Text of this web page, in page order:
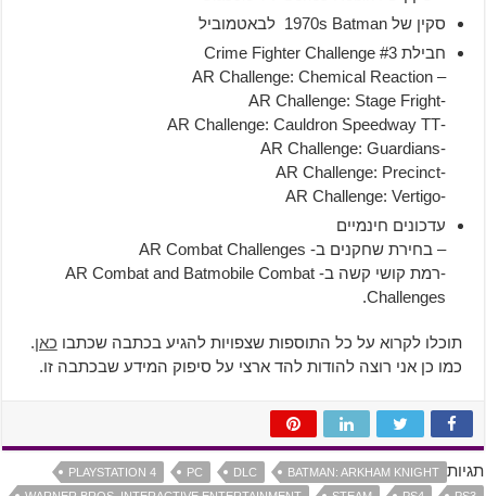
סקין של 1970s Batman לבאטמוביל
חבילת Crime Fighter Challenge #3
– AR Challenge: Chemical Reaction
-AR Challenge: Stage Fright
-AR Challenge: Cauldron Speedway TT
-AR Challenge: Guardians
-AR Challenge: Precinct
-AR Challenge: Vertigo
עדכונים חינמיים
– בחירת שחקנים ב- AR Combat Challenges
-רמת קושי קשה ב- AR Combat and Batmobile Combat
Challenges.
תוכלו לקרוא על כל התוספות שצפויות להגיע בכתבה שכתבו כאן.
כמו כן אני רוצה להודות להד ארצי על סיפוק המידע שבכתבה זו.
תגיות BATMAN: ARKHAM KNIGHT
DLC
PC
PLAYSTATION 4